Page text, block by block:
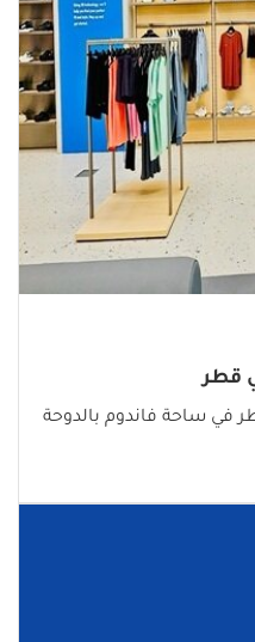
قطر
في ساحة فاندوم بالدوحة